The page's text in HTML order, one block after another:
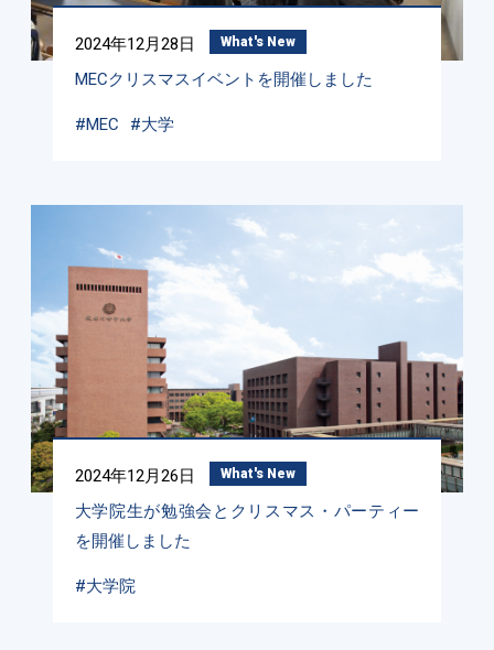
2024年12月28日 What's New
MECクリスマスイベントを開催しました
#MEC #大学
2024年12月26日 What's New
大学院生が勉強会とクリスマス・パーティー
を開催しました
#大学院